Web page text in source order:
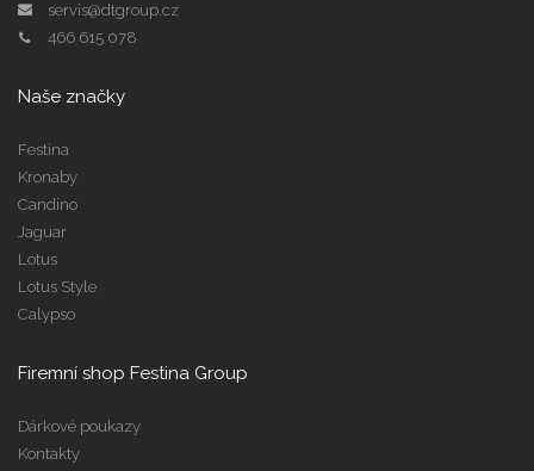
servis@dtgroup.cz
466 615 078
Naše značky
Festina
Kronaby
Candino
Jaguar
Lotus
Lotus Style
Calypso
Firemní shop Festina Group
Dárkové poukazy
Kontakty